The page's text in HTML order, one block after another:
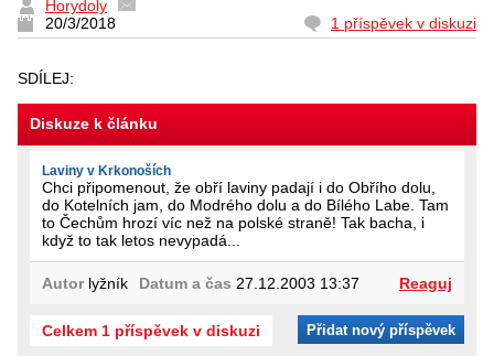
Horydoly
20/3/2018
1 příspěvek v diskuzi
SDÍLEJ:
Diskuze k článku
Laviny v Krkonoších
Chci připomenout, že obří laviny padají i do Obřího dolu,
do Kotelních jam, do Modrého dolu a do Bílého Labe. Tam
to Čechům hrozí víc než na polské straně! Tak bacha, i
když to tak letos nevypadá...
Autorlyžník Datum a čas 27.12.2003 13:37 Reaguj
Celkem 1 příspěvek v diskuzi Přidat nový příspěvek